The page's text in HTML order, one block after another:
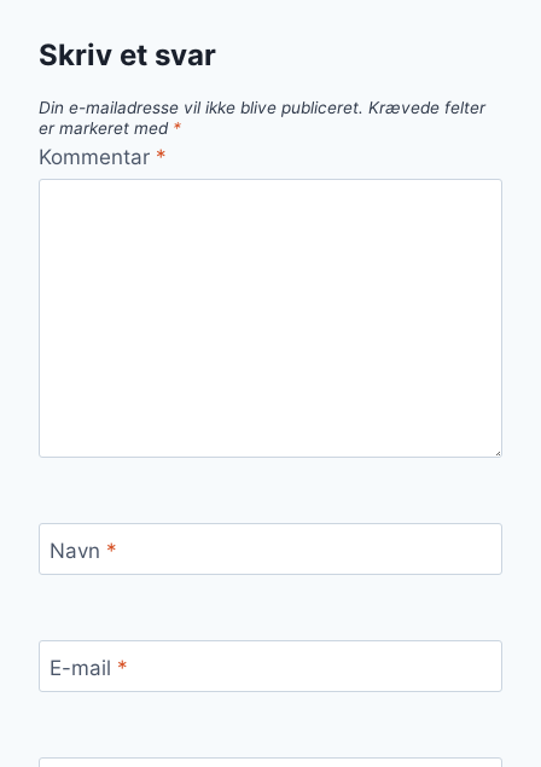
Skriv et svar
Din e-mailadresse vil ikke blive publiceret. Krævede felter
er markeret med *
Kommentar *
Navn *
E-mail *